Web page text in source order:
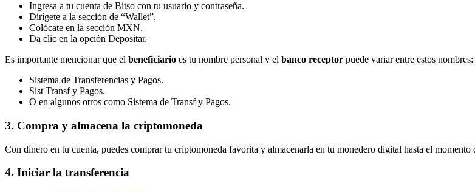
Ingresa a tu cuenta de Bitso con tu usuario y contraseña.
Dirígete a la sección de “Wallet”.
Colócate en la sección MXN.
Da clic en la opción Depositar.
Es importante mencionar que el beneficiario es tu nombre personal y el banco receptor puede variar entre estos nombres:
Sistema de Transferencias y Pagos.
Sist Transf y Pagos.
O en algunos otros como Sistema de Transf y Pagos.
3. Compra y almacena la criptomoneda
Con dinero en tu cuenta, puedes comprar tu criptomoneda favorita y almacenarla en tu monedero digital hasta el momento
4. Iniciar la transferencia